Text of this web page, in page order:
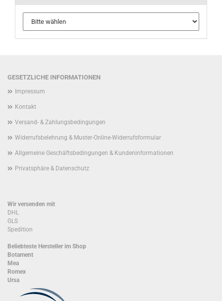
GESETZLICHE INFORMATIONEN
Impressum
Kontakt
Versand- & Zahlungsbedingungen
Widerrufsbelehrung & Muster-Online-Widerrufsformular
Allgemeine Geschäftsbedingungen & Kundeninformationen
Privatsphäre & Datenschutz
Wir versenden mit
DHL
GLS
Spedition
Beliebteste Hersteller im Shop
Botament
Mea
Romex
Ursa